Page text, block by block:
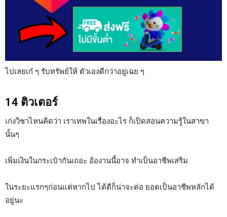
ไปเลยเก๋ ๆ รับทรัพย์ให้ ตัวเองดีกว่าอยู่เฉย ๆ
14 ติวเตอร์
เก่งวิชาไหนคิดว่า เราเทพในเรื่องอะไร ก็เปิดสอนความรู้ในสาขา
นั้นๆ
เพิ่มเงินในกระเป๋ากันเถอะ อ้องานนี้อาจ ทำเป็นอาชีพเสริม
ในระยะแรกๆก่อนแต่หากไป ได้ดีก็น่าจะต่อ ยอดเป็นอาชีพหลักได้
อยู่นะ